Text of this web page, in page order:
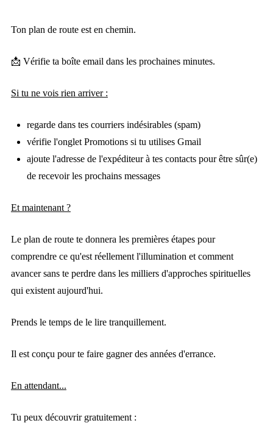
Ton plan de route est en chemin.
📩 Vérifie ta boîte email dans les prochaines minutes.
Si tu ne vois rien arriver :
regarde dans tes courriers indésirables (spam)
vérifie l'onglet Promotions si tu utilises Gmail
ajoute l'adresse de l'expéditeur à tes contacts pour être sûr(e)
de recevoir les prochains messages
Et maintenant ?
Le plan de route te donnera les premières étapes pour
comprendre ce qu'est réellement l'illumination et comment
avancer sans te perdre dans les milliers d'approches spirituelles
qui existent aujourd'hui.
Prends le temps de le lire tranquillement.
Il est conçu pour te faire gagner des années d'errance.
En attendant...
Tu peux découvrir gratuitement :